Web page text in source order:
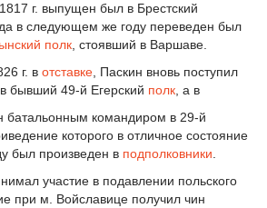
г. выпущен был в Брестский
в следующем же году переведен был
полк , стоявший в Варшаве.
г. в отставке , Паскин вновь поступил
бывший 49-й Егерский полк , а в
батальонным командиром в 29-й
которого в отличное состояние
был произведен в подполковники
участие в подавлении польского
при м. Войславице получил чин